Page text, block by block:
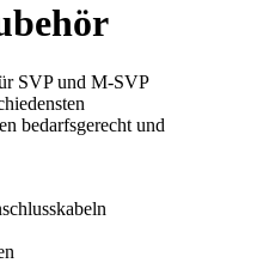
SVP und M-SVP
bedarfsgerecht und